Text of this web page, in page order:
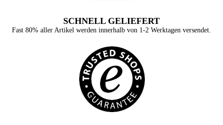
SCHNELL GELIEFERT
Fast 80% aller Artikel werden innerhalb von 1-2 Werktagen versendet.